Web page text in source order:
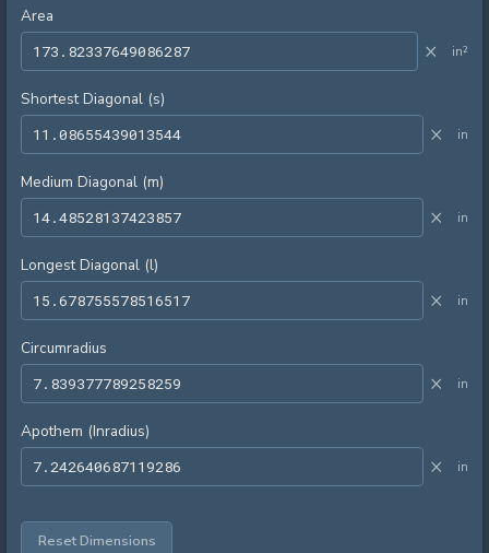
Area
× in²
Shortest Diagonal (s)
× in
Medium Diagonal (m)
× in
Longest Diagonal (l)
× in
Circumradius
× in
Apothem (Inradius)
× in
Reset Dimensions